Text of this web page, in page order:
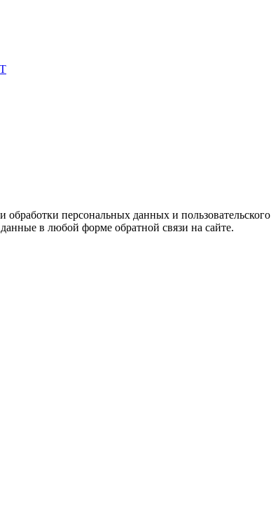
персональных данных и пользовательского
в любой форме обратной связи на сайте.